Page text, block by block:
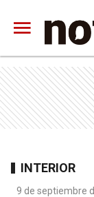
INTERIOR
9 de septiembre